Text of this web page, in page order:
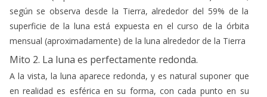
según se observa desde la Tierra, alrededor del 59% de la
superficie de la luna está expuesta en el curso de la órbita
mensual (aproximadamente) de la luna alrededor de la Tierra
Mito 2. La luna es perfectamente redonda.
A la vista, la luna aparece redonda, y es natural suponer que
en realidad es esférica en su forma, con cada punto en su